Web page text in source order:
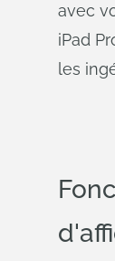
avec
iPad
les